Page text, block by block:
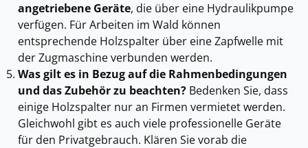
angetriebene Geräte, die über eine Hydraulikpumpe
verfügen. Für Arbeiten im Wald können
entsprechende Holzspalter über eine Zapfwelle mit
der Zugmaschine verbunden werden.
Was gilt es in Bezug auf die Rahmenbedingungen
und das Zubehör zu beachten? Bedenken Sie, dass
einige Holzspalter nur an Firmen vermietet werden.
Gleichwohl gibt es auch viele professionelle Geräte
für den Privatgebrauch. Klären Sie vorab die